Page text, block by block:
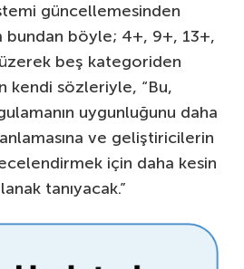
güncellemesinden
bundan böyle; 4+, 9+, 13+,
beş kategoriden
kendi sözleriyle, “Bu,
uygunluğunu daha
ve geliştiricilerin
için daha kesin
tanıyacak.”